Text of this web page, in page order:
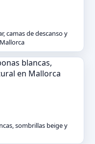
camas de descanso y
sombrillas beige y